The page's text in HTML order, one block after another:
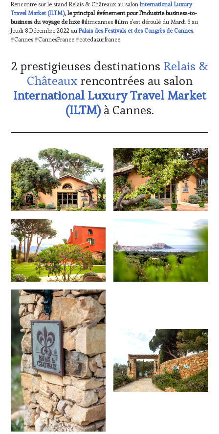
ÉCRITE,
RADIO,
TV,
WEB ,
VIN
TOURISME ,
PRODUCTEURS
TERROIR,
ŒNOLOGUE,
INTERNATIONAUX,
VIGNOBLES,
WINE
TASTING
VOUCHER,
WINE
TOURISM
FAME,
WINE
TOURISM
TOUR,
WINETASTINGVOUCHER.COM
Rencontre sur le stand Relais & Châteaux au salonInternational Luxury
Travel Market (ILTM), le principal événement pour l’industrie business-to-
business du voyage de luxe#iltmcannes #iltm s’est déroulé du Mardi 6 au
Jeudi 8 Décembre 2022 auPalais des Festivals et des Congrès de Cannes.
#Cannes #CannesFrance #cotedazurfrance
2 prestigieuses destinations Relais &
Châteaux rencontrées au salon
International Luxury Travel Market
(ILTM)à Cannes.